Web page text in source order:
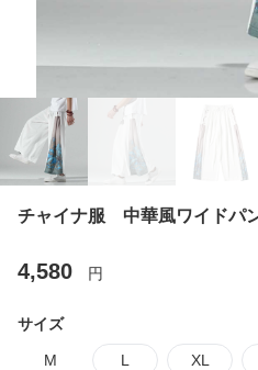
チャイナ服 中華風ワイドパ
4,580 円
サイズ
M L XL